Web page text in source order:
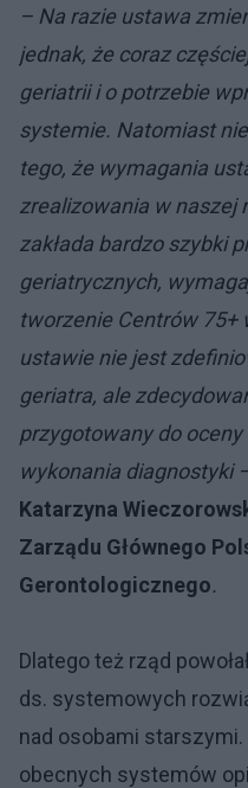
– Na razie ustawa
jednak, że coraz
geriatrii i o potrzebie
systemie. Natomiast
tego, że wymagania
zrealizowania w naszej
zakłada bardzo szybki
geriatrycznych,
tworzenie Centrów 75+
ustawie nie jest
geriatra, ale
przygotowany do oceny
wykonania diagnostyki
Katarzyna
Zarządu Głównego
Gerontologicznego.
Dlatego też rząd
ds. systemowych
nad osobami
obecnych systemów